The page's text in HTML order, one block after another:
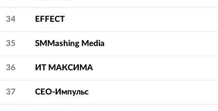
34 EFFECT
35 SMMashing Media
36 ИТ МАКСИМА
37 СЕО-Импульс